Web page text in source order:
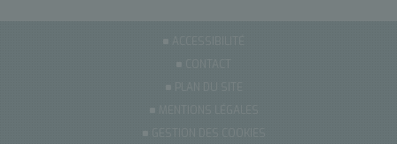
ACCESSIBILITÉ
CONTACT
PLAN DU SITE
MENTIONS LÉGALES
GESTION DES COOKIES